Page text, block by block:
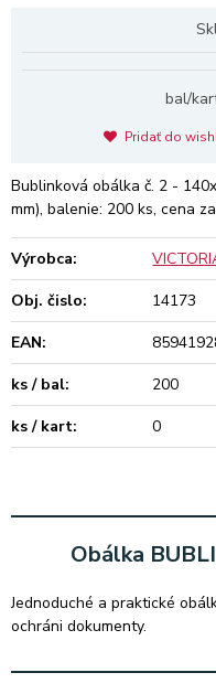
bal/
Pridať do
Bublinková obálka č. 2 -
mm), balenie: 200 ks, cena
Výrobca:
Obj. čislo:
14173
EAN:
ks / bal:
200
ks / kart:
0
Obálka
Jednoduché a praktické
ochráni dokumenty.